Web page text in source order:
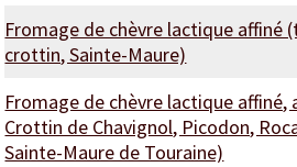
Fromage de chèvre lactique affiné
crottin, Sainte-Maure)
Fromage de chèvre lactique affiné,
Crottin de Chavignol, Picodon,
Sainte-Maure de Touraine)